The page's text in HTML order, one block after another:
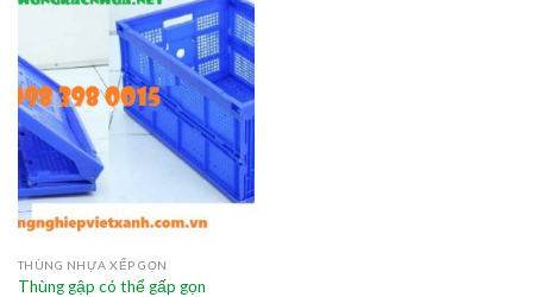
THÙNG NHỰA XẾP GỌN
Thùng gập có thể gấp gọn